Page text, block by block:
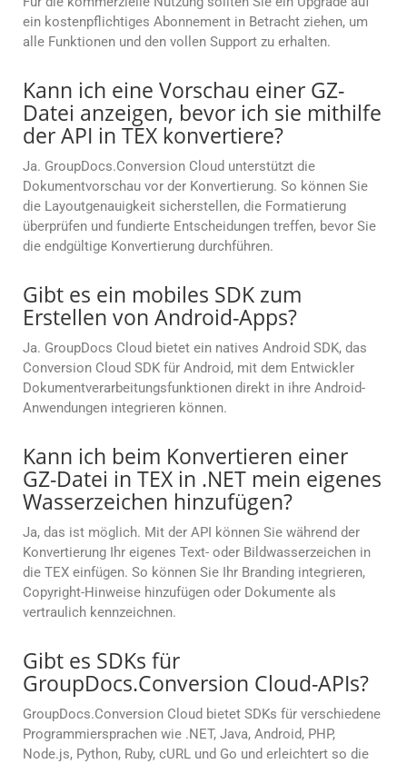
ein kostenpflichtiges Abonnement in Betracht ziehen, um
alle Funktionen und den vollen Support zu erhalten.
Kann ich eine Vorschau einer GZ-
Datei anzeigen, bevor ich sie mithilfe
der API in TEX konvertiere?
Ja. GroupDocs.Conversion Cloud unterstützt die
Dokumentvorschau vor der Konvertierung. So können Sie
die Layoutgenauigkeit sicherstellen, die Formatierung
überprüfen und fundierte Entscheidungen treffen, bevor Sie
die endgültige Konvertierung durchführen.
Gibt es ein mobiles SDK zum
Erstellen von Android-Apps?
Ja. GroupDocs Cloud bietet ein natives Android SDK, das
Conversion Cloud SDK für Android, mit dem Entwickler
Dokumentverarbeitungsfunktionen direkt in ihre Android-
Anwendungen integrieren können.
Kann ich beim Konvertieren einer
GZ-Datei in TEX in .NET mein eigenes
Wasserzeichen hinzufügen?
Ja, das ist möglich. Mit der API können Sie während der
Konvertierung Ihr eigenes Text- oder Bildwasserzeichen in
die TEX einfügen. So können Sie Ihr Branding integrieren,
Copyright-Hinweise hinzufügen oder Dokumente als
vertraulich kennzeichnen.
Gibt es SDKs für
GroupDocs.Conversion Cloud-APIs?
GroupDocs.Conversion Cloud bietet SDKs für verschiedene
Programmiersprachen wie .NET, Java, Android, PHP,
Node.js, Python, Ruby, cURL und Go und erleichtert so die